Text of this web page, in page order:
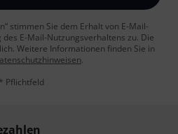
stimmen Sie dem Erhalt von E-Mail-
E-Mail-Nutzungsverhaltens zu. Die
Weitere Informationen finden Sie in
.
* Pflichtfeld